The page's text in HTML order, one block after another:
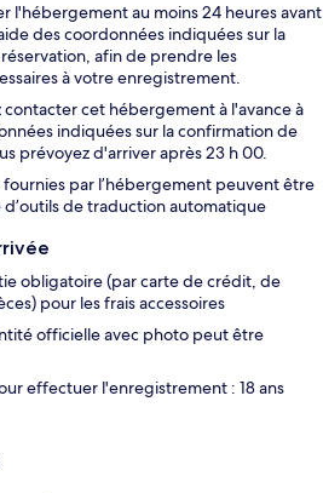
l'hébergement au moins 24 heures avant
des coordonnées indiquées sur la
afin de prendre les
à votre enregistrement.
contacter cet hébergement à l'avance à
indiquées sur la confirmation de
prévoyez d'arriver après 23 h 00.
fournies par l’hébergement peuvent être
d’outils de traduction automatique
obligatoire (par carte de crédit, de
pour les frais accessoires
officielle avec photo peut être
effectuer l'enregistrement : 18 ans